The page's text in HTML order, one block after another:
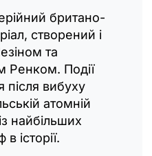
британо-
створений і
та
Ренком. Події
після вибуху
атомній
найбільших
історії.